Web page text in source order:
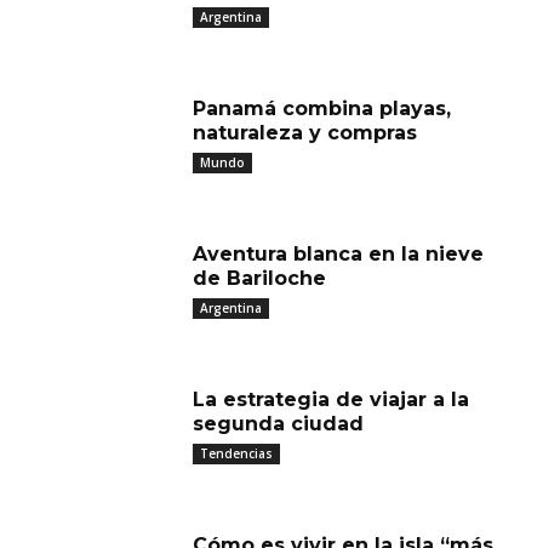
Argentina
Panamá combina playas,
naturaleza y compras
Mundo
Aventura blanca en la nieve
de Bariloche
Argentina
La estrategia de viajar a la
segunda ciudad
Tendencias